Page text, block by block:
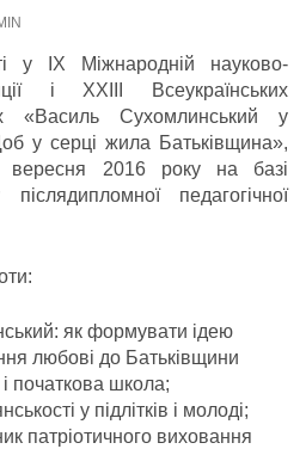
у ІХ Міжнародній науково-
і ХХІІІ Всеукраїнських
«Василь Сухомлинський у
у серці жила Батьківщина»,
вересня 2016 року на базі
післядипломної педагогічної
як формувати ідею
любові до Батьківщини
початкова школа;
у підлітків і молоді;
патріотичного виховання